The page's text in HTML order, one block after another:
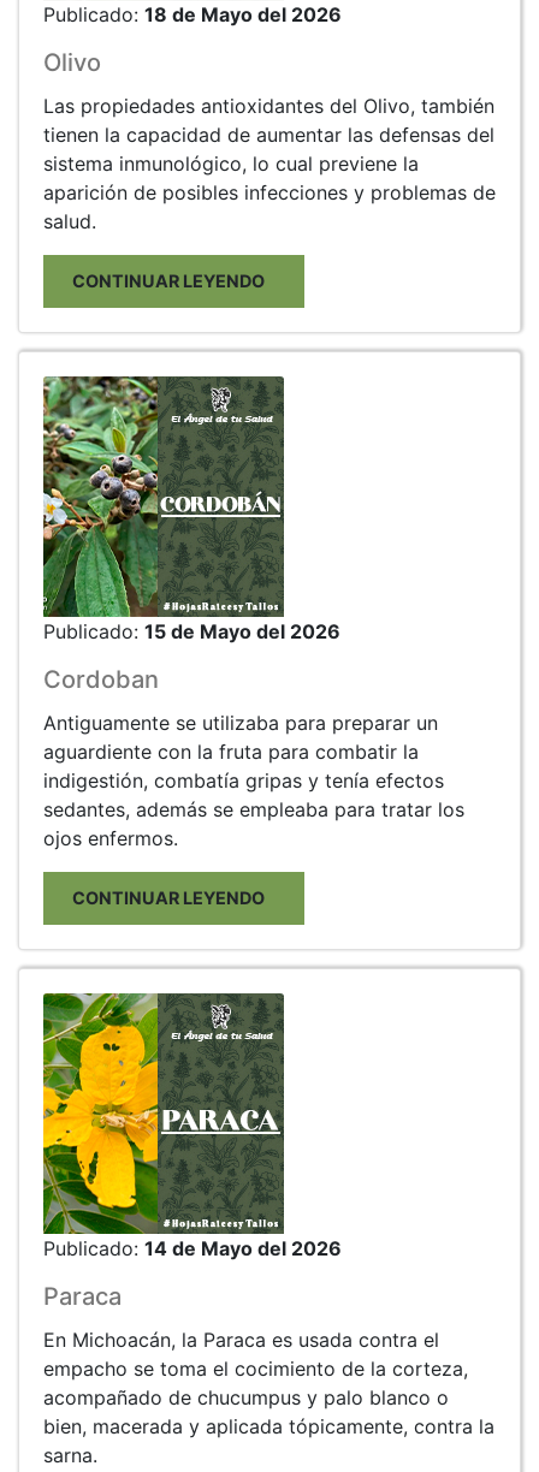
Publicado: 18 de Mayo del 2026
Olivo
Las propiedades antioxidantes del Olivo, también
tienen la capacidad de aumentar las defensas del
sistema inmunológico, lo cual previene la
aparición de posibles infecciones y problemas de
salud.
CONTINUAR LEYENDO
Publicado: 15 de Mayo del 2026
Cordoban
Antiguamente se utilizaba para preparar un
aguardiente con la fruta para combatir la
indigestión, combatía gripas y tenía efectos
sedantes, además se empleaba para tratar los
ojos enfermos.
CONTINUAR LEYENDO
Publicado: 14 de Mayo del 2026
Paraca
En Michoacán, la Paraca es usada contra el
empacho se toma el cocimiento de la corteza,
acompañado de chucumpus y palo blanco o
bien, macerada y aplicada tópicamente, contra la
sarna.